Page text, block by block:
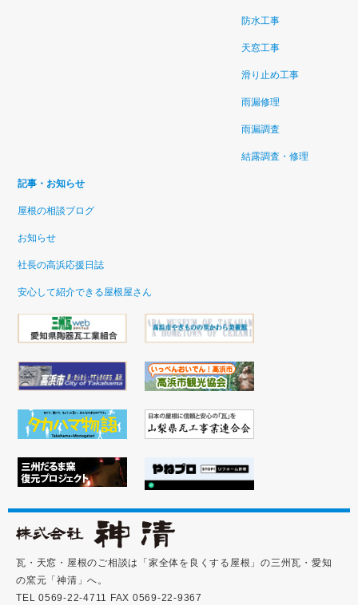
防水工事
天窓工事
滑り止め工事
雨漏修理
雨漏調査
結露調査・修理
記事・お知らせ
屋根の相談ブログ
お知らせ
社長の高浜応援日誌
安心して紹介できる屋根屋さん
瓦・天窓・屋根のご相談は「家全体を良くする屋根」の三州瓦・愛知
の窯元「神清」へ。
TEL 0569-22-4711 FAX 0569-22-9367